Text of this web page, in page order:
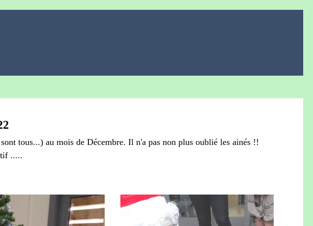
tous...) au mois de Décembre. Il n'a pas non plus oublié les ainés !!
.....